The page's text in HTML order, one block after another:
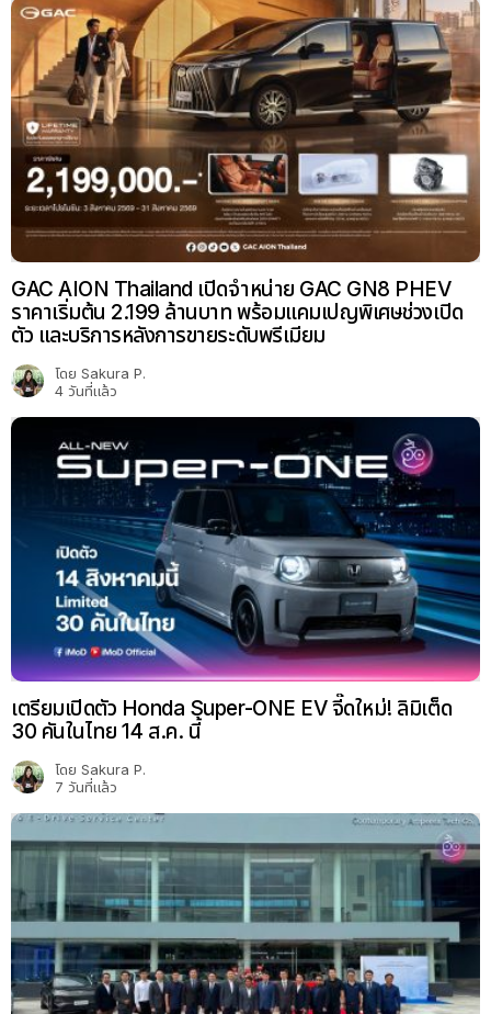
GAC AION Thailand เปิดจำหน่าย GAC GN8 PHEV
ราคาเริ่มต้น 2.199 ล้านบาท พร้อมแคมเปญพิเศษช่วงเปิด
ตัว และบริการหลังการขายระดับพรีเมียม
โดย Sakura P.
4 วันที่แล้ว
เตรียมเปิดตัว Honda Super-ONE EV จี๊ดใหม่! ลิมิเต็ด
30 คันในไทย 14 ส.ค. นี้
โดย Sakura P.
7 วันที่แล้ว